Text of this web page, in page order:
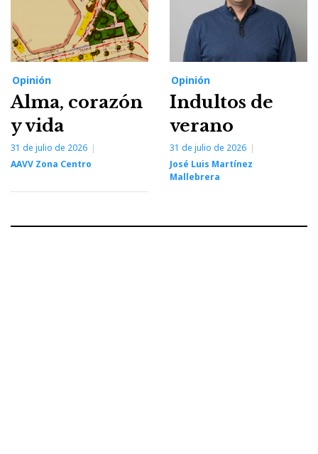
Opinión
Alma, corazón
y vida
31 de julio de 2026
AAVV Zona Centro
Opinión
Indultos de
verano
31 de julio de 2026
José Luis Martínez
Mallebrera